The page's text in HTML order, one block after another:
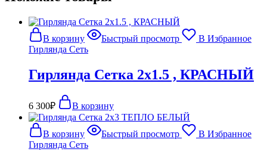
В корзину Быстрый просмотр
В Избранное
Гирлянда Сеть
Гирлянда Сетка 2х1.5 , КРАСНЫЙ
6 300₽ В корзину
В корзину Быстрый просмотр
В Избранное
Гирлянда Сеть